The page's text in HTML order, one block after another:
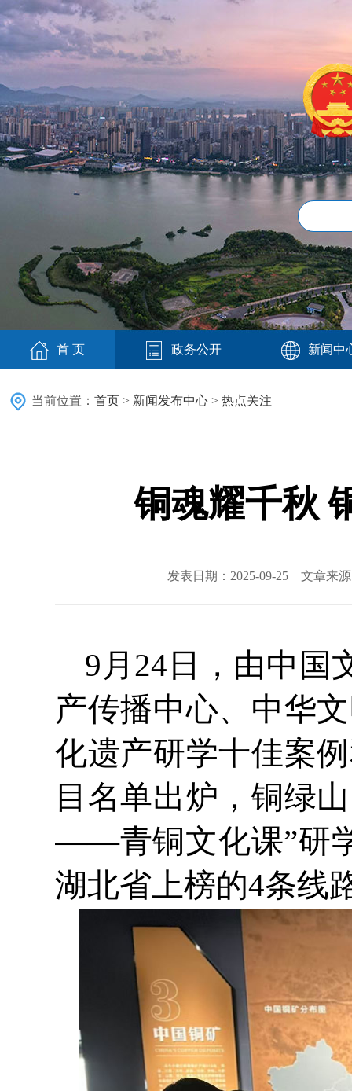
首 页 政务公开 新闻中
当前位置： 首页 > 新闻发布中心 > 热点关注
铜魂耀千秋
发表日期：2025-09-25 文章来
9月24日，由中国
产传播中心、中华
化遗产研学十佳案
目名单出炉，铜绿
——青铜文化课”研
湖北省上榜的4条线